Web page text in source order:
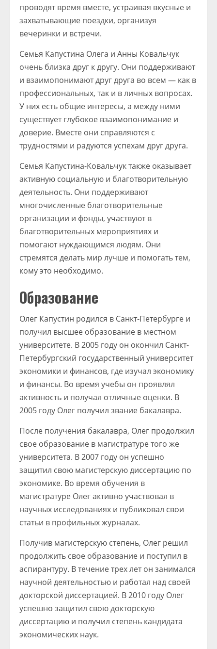
проводят время вместе, устраивая вкусные и
захватывающие поездки, организуя
вечеринки и встречи.
Семья Капустина Олега и Анны Ковальчук
очень близка друг к другу. Они поддерживают
и взаимопонимают друг друга во всем — как в
профессиональных, так и в личных вопросах.
У них есть общие интересы, а между ними
существует глубокое взаимопонимание и
доверие. Вместе они справляются с
трудностями и радуются успехам друг друга.
Семья Капустина-Ковальчук также оказывает
активную социальную и благотворительную
деятельность. Они поддерживают
многочисленные благотворительные
организации и фонды, участвуют в
благотворительных мероприятиях и
помогают нуждающимся людям. Они
стремятся делать мир лучше и помогать тем,
кому это необходимо.
Образование
Олег Капустин родился в Санкт-Петербурге и
получил высшее образование в местном
университете. В 2005 году он окончил Санкт-
Петербургский государственный университет
экономики и финансов, где изучал экономику
и финансы. Во время учебы он проявлял
активность и получал отличные оценки. В
2005 году Олег получил звание бакалавра.
После получения бакалавра, Олег продолжил
свое образование в магистратуре того же
университета. В 2007 году он успешно
защитил свою магистерскую диссертацию по
экономике. Во время обучения в
магистратуре Олег активно участвовал в
научных исследованиях и публиковал свои
статьи в профильных журналах.
Получив магистерскую степень, Олег решил
продолжить свое образование и поступил в
аспирантуру. В течение трех лет он занимался
научной деятельностью и работал над своей
докторской диссертацией. В 2010 году Олег
успешно защитил свою докторскую
диссертацию и получил степень кандидата
экономических наук.